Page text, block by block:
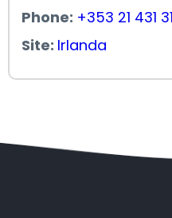
Phone: +353 21 431
Site: Irlanda